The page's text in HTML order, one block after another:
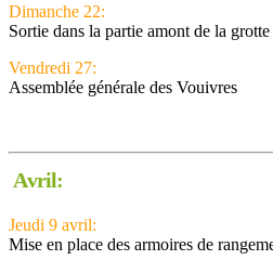
Dimanche 22:
Sortie dans la partie amont de la
Vendredi 27:
Assemblée générale des Vouivres
Avril:
Jeudi 9 avril:
Mise en place des armoires de